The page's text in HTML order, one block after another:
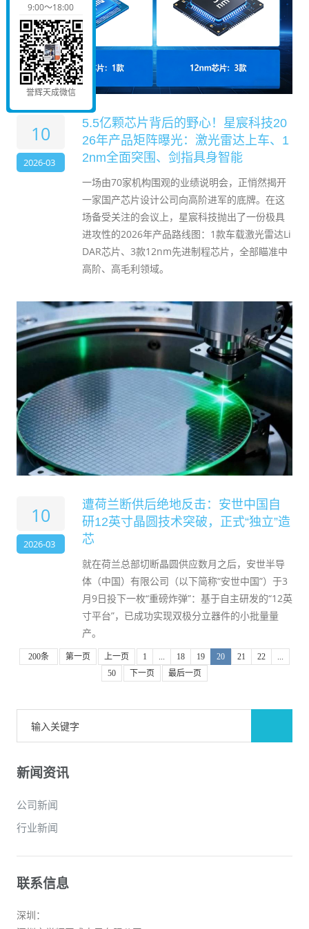
10
2026-03
5.5亿颗芯片背后的野心！星宸科技20
26年产品矩阵曝光：激光雷达上车、1
2nm全面突围、剑指具身智能
一场由70家机构围观的业绩说明会，正悄然揭开
一家国产芯片设计公司向高阶进军的底牌。在这
场备受关注的会议上，星宸科技抛出了一份极具
进攻性的2026年产品路线图：1款车载激光雷达Li
DAR芯片、3款12nm先进制程芯片，全部瞄准中
高阶、高毛利领域。
10
2026-03
遭荷兰断供后绝地反击：安世中国自
研12英寸晶圆技术突破，正式“独立”造
芯
就在荷兰总部切断晶圆供应数月之后，安世半导
体（中国）有限公司（以下简称“安世中国”）于3
月9日投下一枚“重磅炸弹”：基于自主研发的“12英
寸平台”，已成功实现双极分立器件的小批量量
产。
200条 第一页 上一页 1 ... 18 19 20 21 22
...
50
下一页 最后一页
新闻资讯
公司新闻
行业新闻
联系信息
深圳：
9:00～18:00
誉辉天成微信